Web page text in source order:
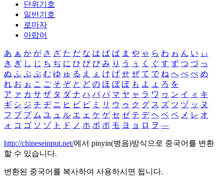
단위기호
일반기호
로마자
아랍어
あ ぁ か が さ ざ た だ な は ば ぱ ま や ゃ ら わ ゎ ん い ぃ
き ぎ し じ ち ぢ に ひ び ぴ み り う ぅ く ぐ す ず つ づ っ
ぬ ふ ぶ ぷ む ゆ ゅ る え ぇ け げ せ ぜ て で ね へ べ ぺ め
れ お ぉ こ ご そ ぞ と ど の ほ ぼ ぽ も よ ょ ろ を
ア ァ カ サ ザ タ ダ ナ ハ バ パ マ ヤ ャ ラ ワ ヮ ン イ ィ キ
ギ シ ジ チ ヂ ニ ヒ ビ ピ ミ リ ウ ゥ ク グ ス ズ ツ ヅ ッ ヌ
フ ブ プ ム ユ ュ ル エ ェ ケ ゲ セ ゼ テ デ ヘ ベ ペ メ レ オ
ォ コ ゴ ソ ゾ ト ド ノ ホ ボ ポ モ ヨ ョ ロ ヲ ―
http://chineseinput.net/에서 pinyin(병음)방식으로 중국어를 변환
할 수 있습니다.
변환된 중국어를 복사하여 사용하시면 됩니다.